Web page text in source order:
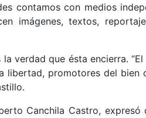
contamos con medios
imágenes, textos,
verdad que ésta encierra.
libertad, promotores del bien
Canchila Castro, expresó